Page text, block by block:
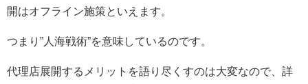
開はオフライン施策といえます。
つまり”人海戦術”を意味しているのです。
代理店展開するメリットを語り尽くすのは大変なので、詳